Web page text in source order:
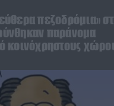
πεζοδρόμια»
παράνομα
κοινόχρηστους